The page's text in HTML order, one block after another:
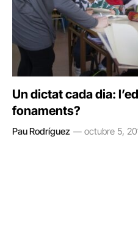
Un dictat cada dia:
fonaments?
Pau Rodríguez octubre 5,